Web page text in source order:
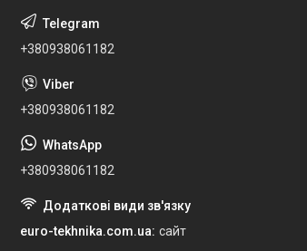
+380938061182
+380938061182
+380938061182
euro-tekhnika.com.ua сайт